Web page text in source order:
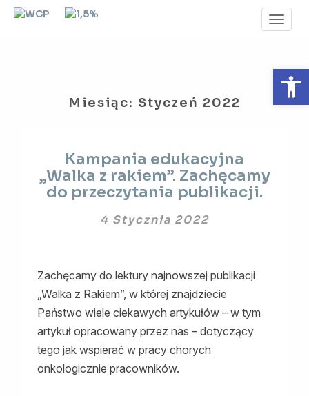
Miesiąc: Styczeń 2022
edukacyjna
„Walka
z
Zachęcamy
Kampania edukacyjna
„Walka z rakiem”. Zachęcamy
do przeczytania publikacji.
4 Stycznia 2022
Zachęcamy do lektury najnowszej publikacji
„Walka z Rakiem”, w której znajdziecie
Państwo wiele ciekawych artykułów – w tym
artykuł opracowany przez nas – dotyczący
tego jak wspierać w pracy chorych
onkologicznie pracowników.